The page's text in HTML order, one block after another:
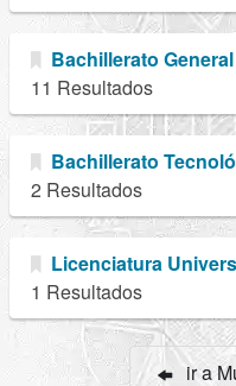
Bachillerato General
11 Resultados
Bachillerato
2 Resultados
Licenciatura
1 Resultados
ir a